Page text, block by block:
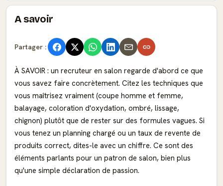
A savoir
Partager :
À SAVOIR : un recruteur en salon regarde d'abord ce que
vous savez faire concrètement. Citez les techniques que
vous maîtrisez vraiment (coupe homme et femme,
balayage, coloration d'oxydation, ombré, lissage,
chignon) plutôt que de rester sur des formules vagues. Si
vous tenez un planning chargé ou un taux de revente de
produits correct, dites-le avec un chiffre. Ce sont des
éléments parlants pour un patron de salon, bien plus
qu'une simple déclaration de passion.